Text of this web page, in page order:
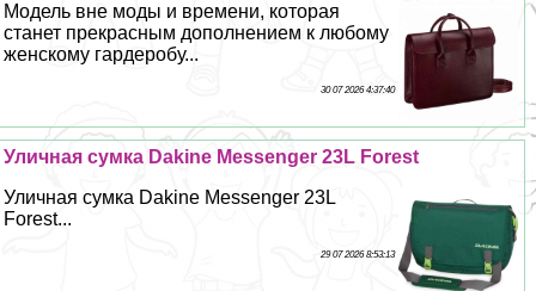
Модель вне моды и времени, которая
станет прекрасным дополнением к любому
женскому гардеробу...
30 07 2026 4:37:40
Уличная сумка Dakine Messenger 23L Forest
Уличная сумка Dakine Messenger 23L
Forest...
29 07 2026 8:53:13